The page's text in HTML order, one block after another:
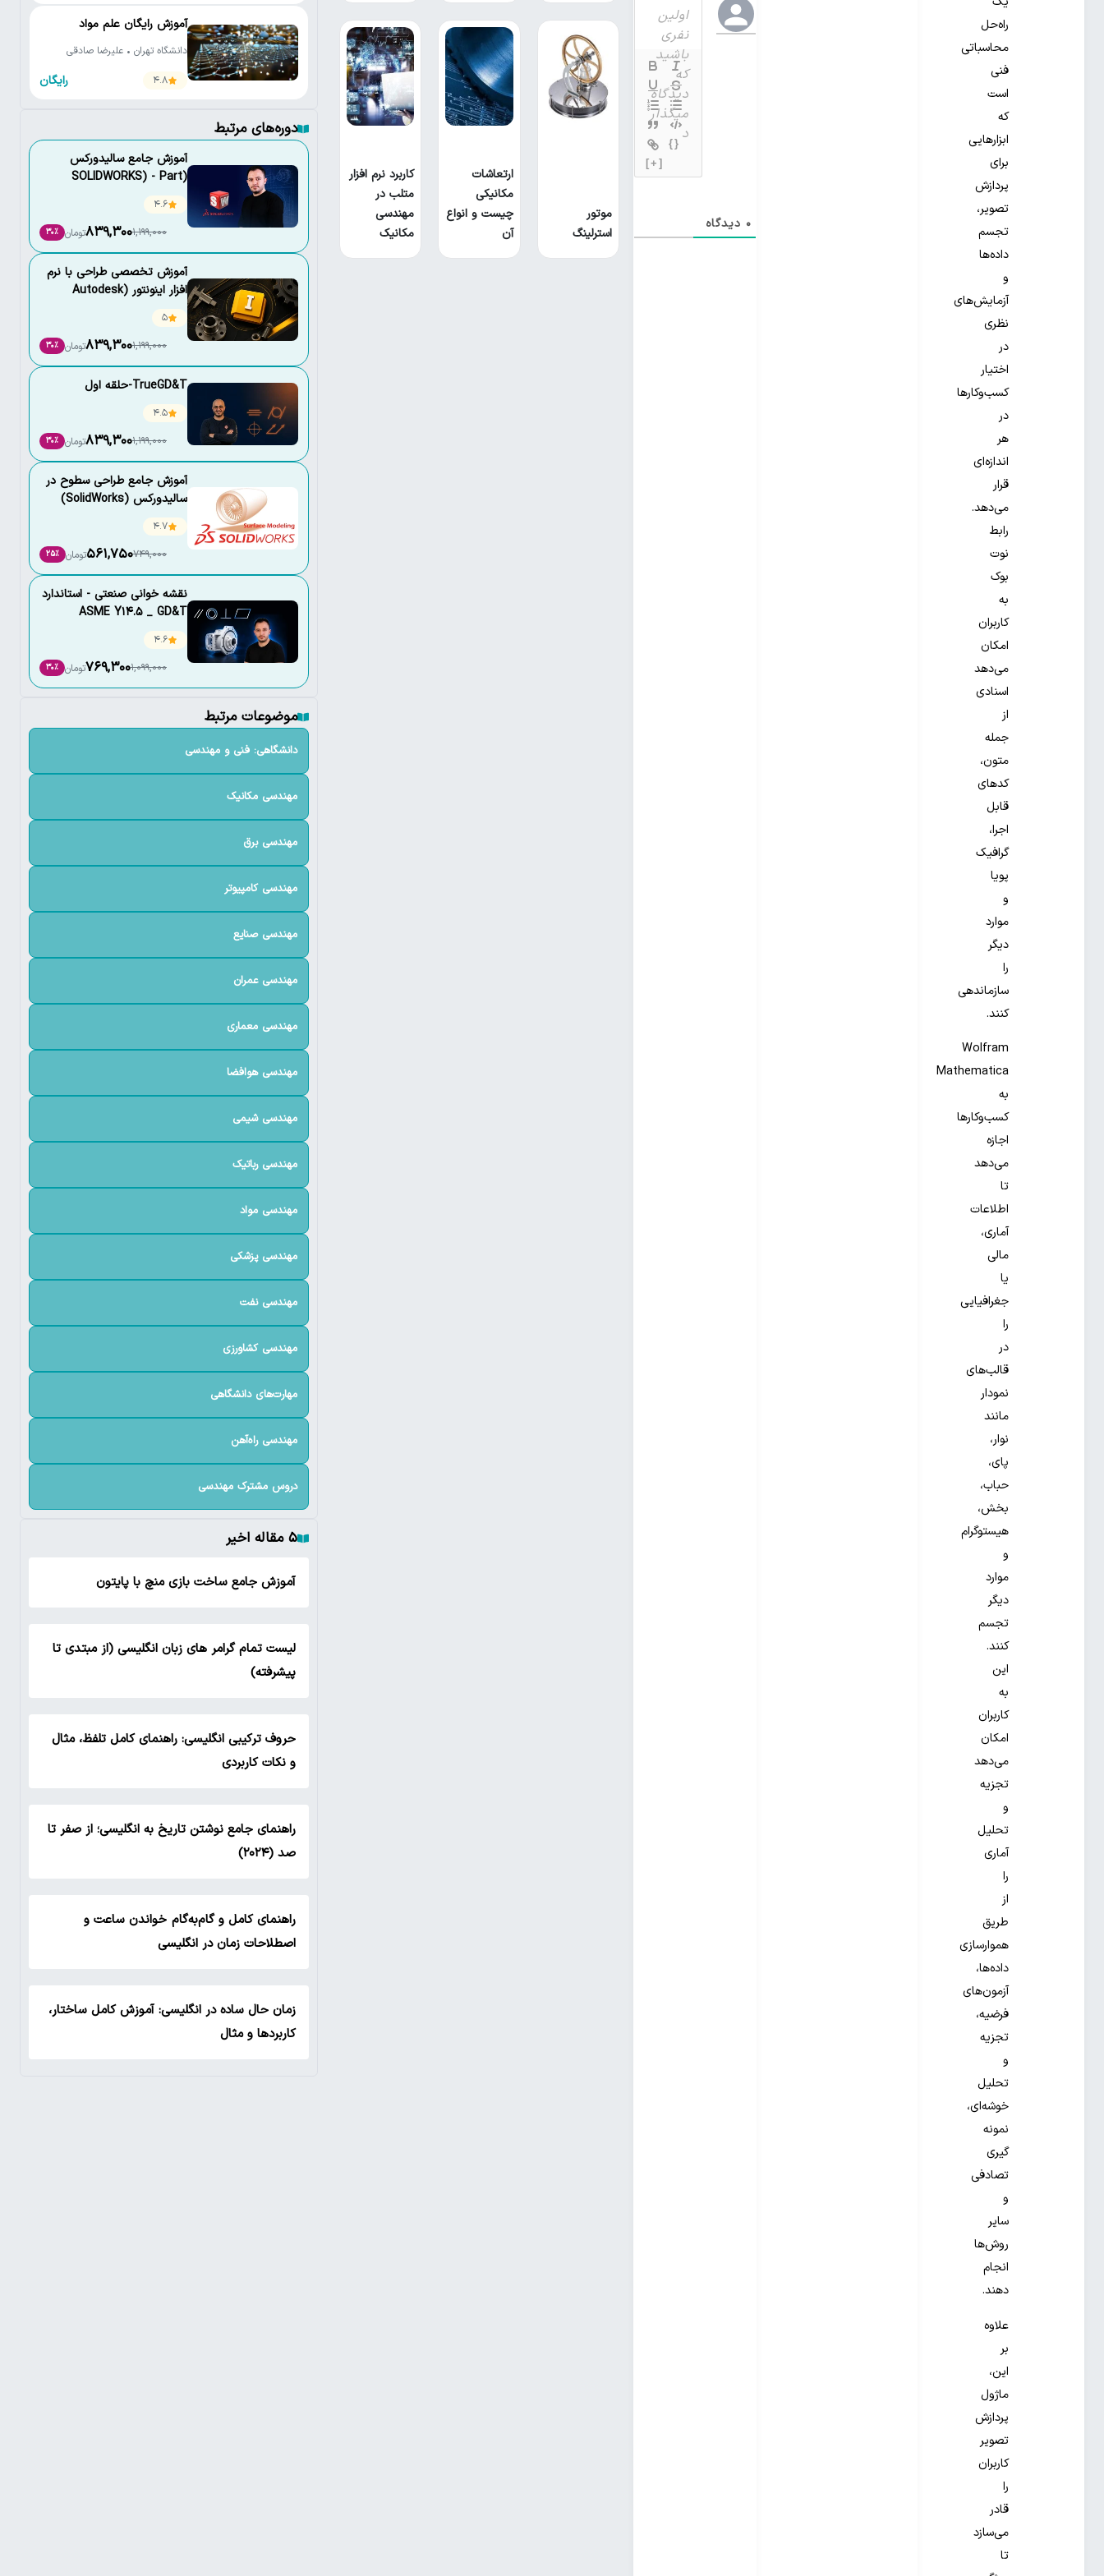
راه‌حل
محاسباتی
فنی
است
که
ابزارهایی
برای
پردازش
تصویر،
تجسم
داده‌ها
و
آزمایش‌های
نظری
در
اختیار
کسب‌وکارها
در
هر
اندازه‌ای
قرار
می‌دهد.
رابط
نوت
بوک
به
کاربران
امکان
می‌دهد
اسنادی
از
جمله
متون،
کدهای
قابل
اجرا،
گرافیک
پویا
و
موارد
دیگر
را
سازماندهی
کنند.
Wolfram
Mathematica
به
کسب‌وکارها
اجازه
می‌دهد
تا
اطلاعات
آماری،
مالی
یا
جغرافیایی
را
در
قالب‌های
نمودار
مانند
نوار،
پای،
حباب،
بخش،
هیستوگرام
و
موارد
دیگر
تجسم
کنند.
این
به
کاربران
امکان
می‌دهد
تجزیه
و
تحلیل
آماری
را
از
طریق
هموارسازی
داده‌ها،
آزمون‌های
فرضیه،
تجزیه
و
تحلیل
خوشه‌ای،
نمونه
گیری
تصادفی
و
سایر
روش‌ها
انجام
دهند.
علاوه
بر
این،
ماژول
پردازش
تصویر
کاربران
را
قادر
می‌سازد
تا
{}
[+]
0 دیدگاه
موتور
استرلینگ
ارتعاشات
مکانیکی
چیست و انواع
آن
کاربرد نرم افزار
متلب در
مهندسی
مکانیک
آموزش رایگان علم مواد
دانشگاه تهران • علیرضا صادقی
4.8
رایگان
دوره‌های مرتبط
آموزش جامع سالیدورکس
(SOLIDWORKS) - Part
Design and Drawing
4.6
1,199,000
839,300تومان 30٪
آموزش تخصصی طراحی با نرم
افزار اینونتور (Autodesk
5
1,199,000
839,300تومان 30٪
TrueGD&T-حلقه اول
4.5
1,199,000
839,300تومان 30٪
آموزش جامع طراحی سطوح در
سالیدورکس (SolidWorks)
4.7
749,000
561,750تومان 25٪
نقشه خوانی صنعتی - استاندارد
ASME Y14.5 _ GD&T
4.6
1,099,000
769,300تومان 30٪
موضوعات مرتبط
دانشگاهی: فنی و مهندسی
مهندسی مکانیک
مهندسی برق
مهندسی کامپیوتر
مهندسی صنایع
مهندسی عمران
مهندسی معماری
مهندسی هوافضا
مهندسی شیمی
مهندسی رباتیک
مهندسی مواد
مهندسی پزشکی
مهندسی نفت
مهندسی کشاورزی
مهارت‌های دانشگاهی
مهندسی راه‌آهن
دروس مشترک مهندسی
۵ مقاله اخیر
آموزش جامع ساخت بازی منچ با پایتون
لیست تمام گرامر های زبان انگلیسی (از مبتدی تا
پیشرفته)
حروف ترکیبی انگلیسی: راهنمای کامل تلفظ، مثال
و نکات کاربردی
راهنمای جامع نوشتن تاریخ به انگلیسی؛ از صفر تا
صد (۲۰۲۴)
راهنمای کامل و گام‌به‌گام خواندن ساعت و
اصطلاحات زمان در انگلیسی
زمان حال ساده در انگلیسی: آموزش کامل ساختار،
کاربردها و مثال